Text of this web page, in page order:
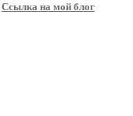
Ссылка на мой блог